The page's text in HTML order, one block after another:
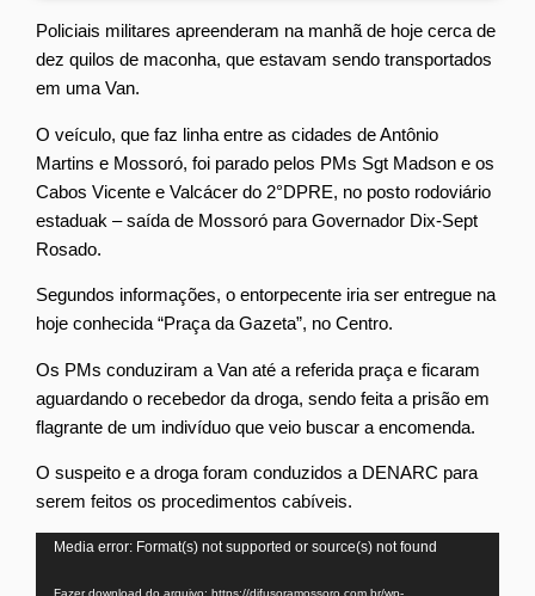
Policiais militares apreenderam na manhã de hoje cerca de
dez quilos de maconha, que estavam sendo transportados
em uma Van.
O veículo, que faz linha entre as cidades de Antônio
Martins e Mossoró, foi parado pelos PMs Sgt Madson e os
Cabos Vicente e Valcácer do 2°DPRE, no posto rodoviário
estaduak – saída de Mossoró para Governador Dix-Sept
Rosado.
Segundos informações, o entorpecente iria ser entregue na
hoje conhecida “Praça da Gazeta”, no Centro.
Os PMs conduziram a Van até a referida praça e ficaram
aguardando o recebedor da droga, sendo feita a prisão em
flagrante de um indivíduo que veio buscar a encomenda.
O suspeito e a droga foram conduzidos a DENARC para
serem feitos os procedimentos cabíveis.
Tocador
Media error: Format(s) not supported or source(s) not found
Fazer download do arquivo: https://difusoramossoro.com.br/wp-